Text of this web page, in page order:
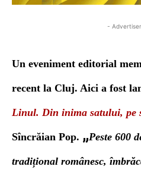
-
Un eveniment editorial
recent la Cluj. Aici a fost
Linul. Din inima satului, pe
Sîncrăian Pop. „Peste 600
tradițional românesc,